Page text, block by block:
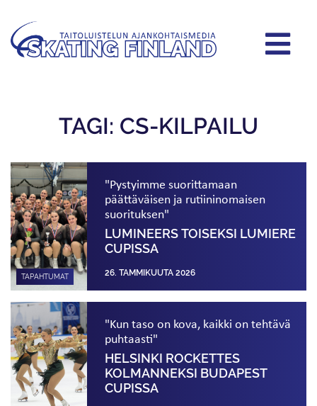
TAGI: CS-KILPAILU
TAPAHTUMAT
"Pystyimme suorittamaan
päättäväisen ja rutiininomaisen
suorituksen"
LUMINEERS TOISEKSI LUMIERE
CUPISSA
26. TAMMIKUUTA 2026
"Kun taso on kova, kaikki on tehtävä
puhtaasti"
HELSINKI ROCKETTES
KOLMANNEKSI BUDAPEST
CUPISSA